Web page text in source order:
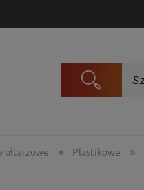
ołtarzowe » Plastikowe »